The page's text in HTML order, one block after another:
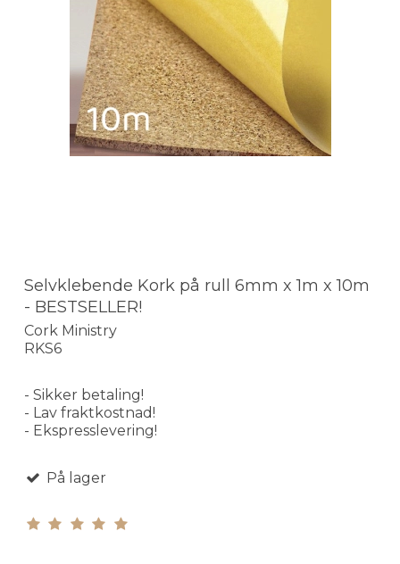
Selvklebende Kork på rull 6mm x 1m x 10m
- BESTSELLER!
Cork Ministry
RKS6
- Sikker betaling!
- Lav fraktkostnad!
- Ekspresslevering!
På lager